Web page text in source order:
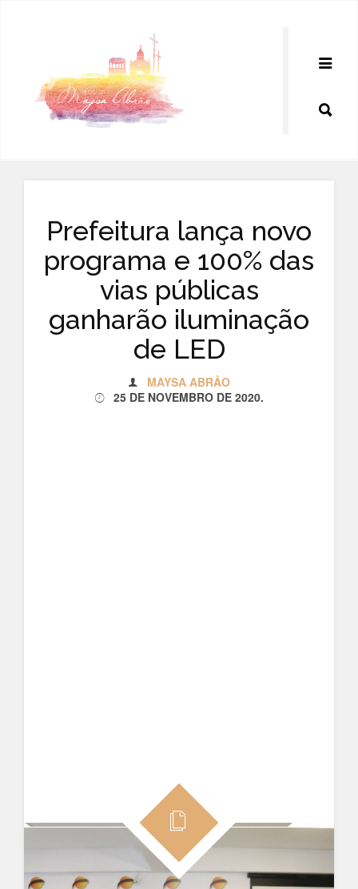
Prefeitura lança novo
programa e 100% das
vias públicas
ganharão iluminação
de LED
MAYSA ABRÃO
25 DE NOVEMBRO DE 2020.